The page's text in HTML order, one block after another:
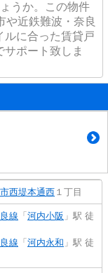
うか。この物件
や近鉄難波・奈良
ルに合った賃貸戸
ポート致しま
西堤本通西 １丁目
線 「 河内小阪 」駅 徒
線 「 河内永和 」駅 徒